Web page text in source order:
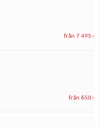
från 7 495:-
från 650:-